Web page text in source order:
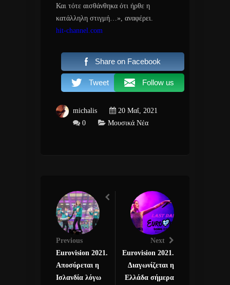
Και τότε αισθάνθηκα ότι ήρθε η
κατάλληλη στιγμή…», αναφέρει.
hit-channel.com
Share on Facebook
Tweet Follow us
michalis
20 Μαΐ, 2021
0
Μουσικά Νέα
Previous
Eurovision 2021.
Αποσύρεται η
Ισλανδία λόγω
Next
Eurovision 2021.
Διαγωνίζεται η
Ελλάδα σήμερα